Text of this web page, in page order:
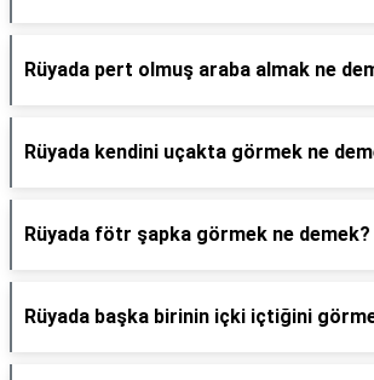
Rüyada pert olmuş araba almak ne
Rüyada kendini uçakta görmek ne
Rüyada fötr şapka görmek ne demek?
Rüyada başka birinin içki içtiğini